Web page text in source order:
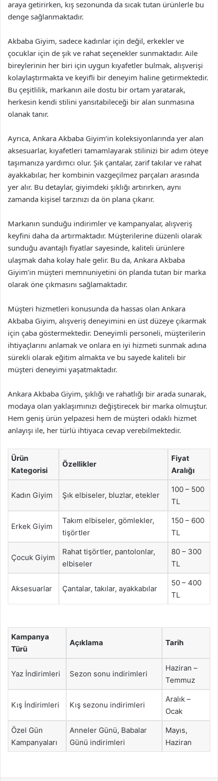
araya getirirken, kış sezonunda da sıcak tutan ürünlerle bu
denge sağlanmaktadır.
Akbaba Giyim, sadece kadınlar için değil, erkekler ve
çocuklar için de şık ve rahat seçenekler sunmaktadır. Aile
bireylerinin her biri için uygun kıyafetler bulmak, alışverişi
kolaylaştırmakta ve keyifli bir deneyim haline getirmektedir.
Bu çeşitlilik, markanın aile dostu bir ortam yaratarak,
herkesin kendi stilini yansıtabileceği bir alan sunmasına
olanak tanır.
Ayrıca, Ankara Akbaba Giyim’in koleksiyonlarında yer alan
aksesuarlar, kıyafetleri tamamlayarak stilinizi bir adım öteye
taşımanıza yardımcı olur. Şık çantalar, zarif takılar ve rahat
ayakkabılar, her kombinin vazgeçilmez parçaları arasında
yer alır. Bu detaylar, giyimdeki şıklığı artırırken, aynı
zamanda kişisel tarzınızı da ön plana çıkarır.
Markanın sunduğu indirimler ve kampanyalar, alışveriş
keyfini daha da artırmaktadır. Müşterilerine düzenli olarak
sunduğu avantajlı fiyatlar sayesinde, kaliteli ürünlere
ulaşmak daha kolay hale gelir. Bu da, Ankara Akbaba
Giyim’in müşteri memnuniyetini ön planda tutan bir marka
olarak öne çıkmasını sağlamaktadır.
Müşteri hizmetleri konusunda da hassas olan Ankara
Akbaba Giyim, alışveriş deneyimini en üst düzeye çıkarmak
için çaba göstermektedir. Deneyimli personeli, müşterilerin
ihtiyaçlarını anlamak ve onlara en iyi hizmeti sunmak adına
sürekli olarak eğitim almakta ve bu sayede kaliteli bir
müşteri deneyimi yaşatmaktadır.
Ankara Akbaba Giyim, şıklığı ve rahatlığı bir arada sunarak,
modaya olan yaklaşımınızı değiştirecek bir marka olmuştur.
Hem geniş ürün yelpazesi hem de müşteri odaklı hizmet
anlayışı ile, her türlü ihtiyaca cevap verebilmektedir.
Ürün
Kategorisi
Özellikler
Fiyat
Aralığı
Kadın Giyim Şık elbiseler, bluzlar, etekler
100 – 500
TL
Erkek Giyim
Takım elbiseler, gömlekler,
tişörtler
150 – 600
TL
Çocuk Giyim
Rahat tişörtler, pantolonlar,
elbiseler
80 – 300
TL
Aksesuarlar Çantalar, takılar, ayakkabılar
50 – 400
TL
Kampanya
Türü
Açıklama Tarih
Yaz İndirimleri Sezon sonu indirimleri
Haziran –
Temmuz
Kış İndirimleri Kış sezonu indirimleri
Aralık –
Ocak
Özel Gün
Kampanyaları
Anneler Günü, Babalar
Günü indirimleri
Mayıs,
Haziran